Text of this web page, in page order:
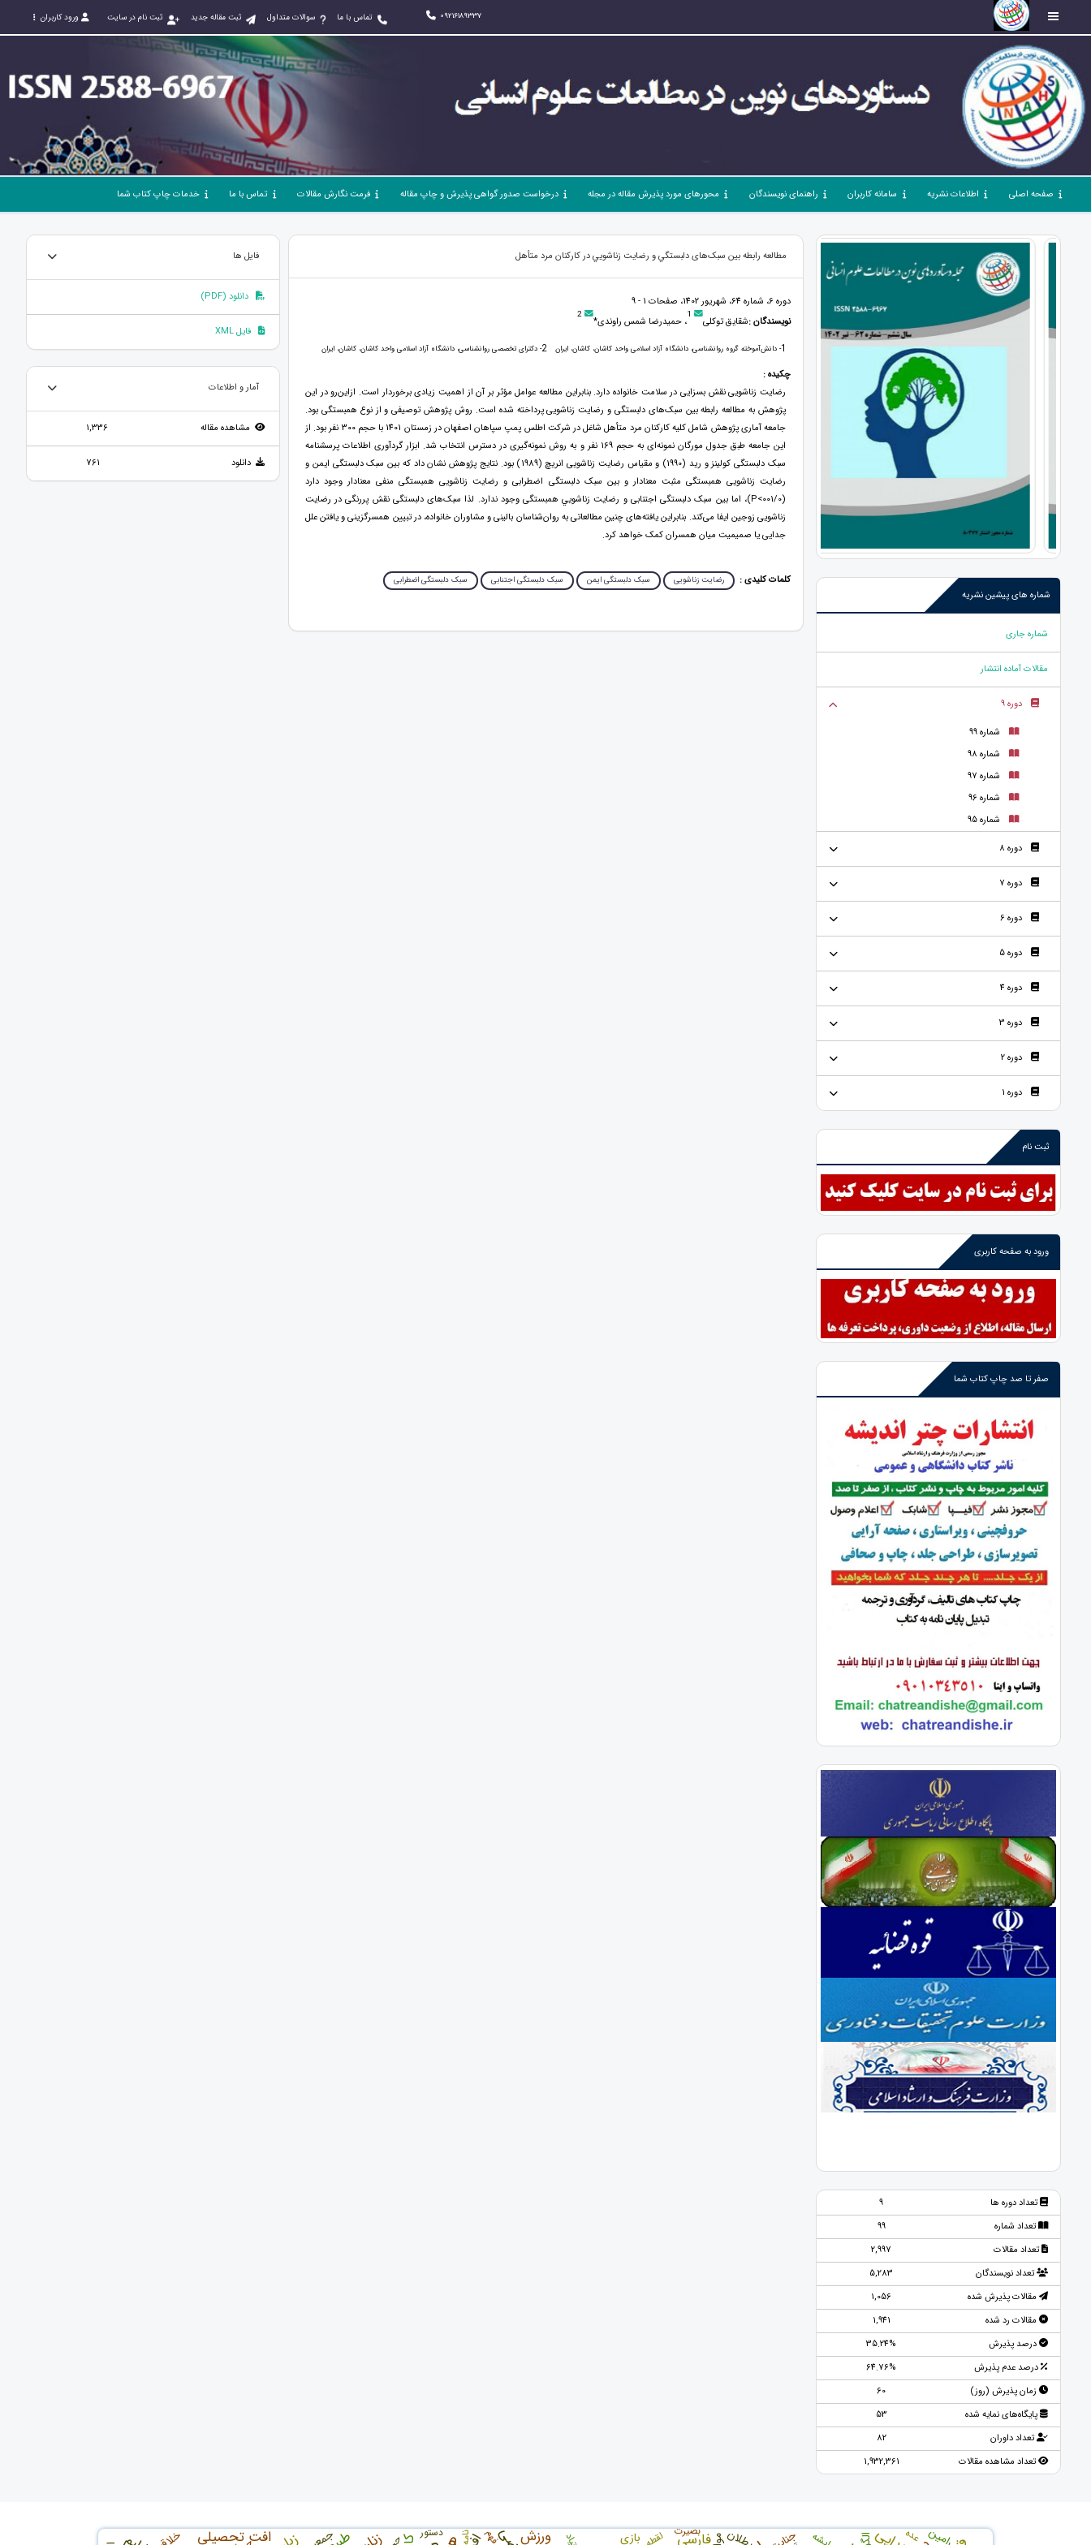
09216189337 تماس با ما سوالات متداول ثبت مقاله جدید ثبت نام در سایت ورود کاربران
صفحه اصلی اطلاعات نشریه سامانه کاربران راهنمای نویسندگان محورهای مورد پذیرش مقاله در مجله درخواست صدور گواهی پذیرش و چاپ مقاله فرمت نگارش مقالات تماس با ما خدمات چاپ کتاب شما
شماره های پیشین نشریه
شماره جاری
مقالات آماده انتشار
دوره 9
شماره 99
شماره 98
شماره 97
شماره 96
شماره 95
دوره 8
دوره 7
دوره 6
دوره 5
دوره 4
دوره 3
دوره 2
دوره 1
ثبت نام
ورود به صفحه کاربری
صفر تا صد چاپ کتاب شما
تعداد دوره ها
9
تعداد شماره
99
تعداد مقالات
2,997
تعداد نویسندگان
5,283
مقالات پذیرش شده
1,056
مقالات رد شده
1,941
درصد پذیرش
35.24%
درصد عدم پذیرش
64.76%
زمان پذیرش (روز)
60
پایگاه‌های نمایه شده
53
تعداد داوران
82
تعداد مشاهده مقالات
1,932,361
مطالعه رابطه بين سبک‌های دلبستگي و رضايت زناشويي در کارکنان مرد متأهل
دوره 6، شماره 64، شهریور 1402، صفحات 1 - 9
نویسندگان :شقایق توکلی 1، حمیدرضا شمس راوندی* 2
1- دانش‌آموخته گروه روانشناسی، دانشگاه آزاد اسلامی واحد کاشان، کاشان، ایران 2- دکترای تخصصی روانشناسی، دانشگاه آزاد اسلامی واحد کاشان، کاشان، ایران
چکیده :
رضايت زناشويی نقش بسزايی در سلامت خانواده دارد. بنابراين مطالعه عوامل مؤثر بر آن از اهميت زيادی برخوردار است. ازاين‌رو در اين
پژوهش به مطالعه رابطه بين سبک‌های دلبستگی و رضايت زناشويی پرداخته شده است. روش پژوهش توصيفی و از نوع همبستگی بود.
جامعه آماری پژوهش شامل کليه کارکنان مرد متأهل شاغل در شرکت اطلس پمپ سپاهان اصفهان در زمستان 1401 با حجم 300 نفر بود. از
اين جامعه طبق جدول مورگان نمونه‌ای به حجم 169 نفر و به روش نمونه‌گيری در دسترس انتخاب شد. ابزار گردآوری اطلاعات پرسشنامه
سبک دلبستگی کولينز و ريد (1990) و مقياس رضايت زناشويی انريچ (1989) بود. نتايج پژوهش نشان داد که بين سبک دلبستگی ايمن و
رضايت زناشويی همبستگی مثبت معنادار و بين سبک دلبستگی اضطرابی و رضايت زناشويی همبستگی منفی معنادار وجود دارد
(001/0>P)، اما بين سبک دلبستگی اجتنابی و رضايت زناشويي همبستگی وجود ندارد. لذا سبک‌های دلبستگی نقش پررنگی در رضايت
زناشويی زوجين ايفا می‌کند. بنابراين يافته‌های چنين مطالعاتی به روان‌شناسان بالينی و مشاوران خانواده، در تبيين همسرگزينی و يافتن علل
جدايی يا صميميت ميان همسران کمک خواهد کرد.
کلمات کلیدی : رضايت زناشويی سبک دلبستگی ايمن سبک دلبستگی اجتنابی سبک دلبستگی اضطرابی
فایل ها
دانلود (PDF)
فایل XML
آمار و اطلاعات
مشاهده مقاله 1,336
دانلود 761
فارسی افت تحصیلی ورزش بطلان بازی الگو رامین لقطه دستور بصیرت عده فهم نامه